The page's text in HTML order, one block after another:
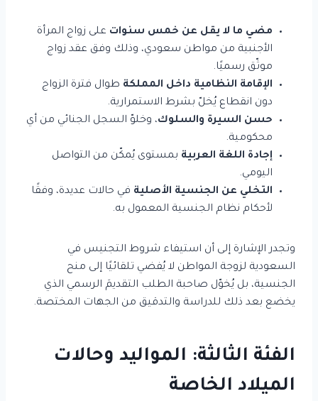
مضي ما لا يقل عن خمس سنوات على زواج المرأة
الأجنبية من مواطن سعودي، وذلك وفق عقد زواج
موثّق رسميًا.
الإقامة النظامية داخل المملكة طوال فترة الزواج
دون انقطاع يُخلّ بشرط الاستمرارية.
حسن السيرة والسلوك، وخلوّ السجل الجنائي من أي
محكومية.
إجادة اللغة العربية بمستوى يُمكّن من التواصل
اليومي.
التخلي عن الجنسية الأصلية في حالات عديدة، وفقًا
لأحكام نظام الجنسية المعمول به.
وتجدر الإشارة إلى أن استيفاء شروط التجنيس في
السعودية لزوجة المواطن لا يُفضي تلقائيًا إلى منح
الجنسية، بل يُخوّل صاحبة الطلب التقديمَ الرسمي الذي
يخضع بعد ذلك للدراسة والتدقيق من الجهات المختصة.
الفئة الثالثة: المواليد وحالات
الميلاد الخاصة